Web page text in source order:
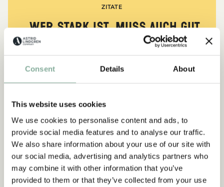
Consent Details About
This website uses cookies
We use cookies to personalise content and ads, to
provide social media features and to analyse our traffic.
We also share information about your use of our site with
our social media, advertising and analytics partners who
may combine it with other information that you’ve
provided to them or that they’ve collected from your use
ZITATE
„Wer stark ist, muss auch gut
aus Kennst du Pippi Langstrumpf?